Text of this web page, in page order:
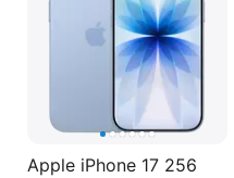
Apple iPhone 17 256